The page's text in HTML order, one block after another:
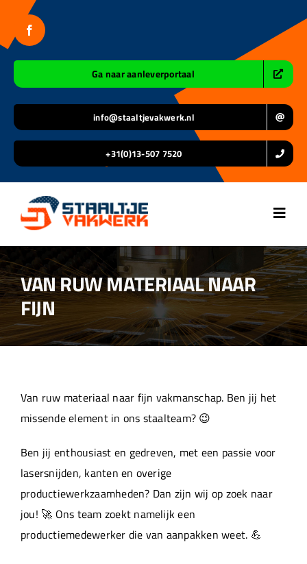
inhoud
Ga naar aanleverportaal
info@staaltjevakwerk.nl
+31(0)13-507 7520
Home
Over ons
Projecten
Machinepark
Werken bij
VAN RUW MATERIAAL NAAR
FIJN
Van ruw materiaal naar fijn vakmanschap. Ben jij het
missende element in ons staalteam? 😉
Ben jij enthousiast en gedreven, met een passie voor
lasersnijden, kanten en overige
productiewerkzaamheden? Dan zijn wij op zoek naar
jou! 🚀 Ons team zoekt namelijk een
productiemedewerker die van aanpakken weet. 💪